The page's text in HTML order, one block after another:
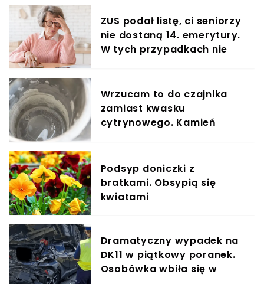
ZUS podał listę, ci seniorzy
nie dostaną 14. emerytury.
W tych przypadkach nie
Wrzucam to do czajnika
zamiast kwasku
cytrynowego. Kamień
Podsyp doniczki z
bratkami. Obsypią się
kwiatami
Dramatyczny wypadek na
DK11 w piątkowy poranek.
Osobówka wbiła się w